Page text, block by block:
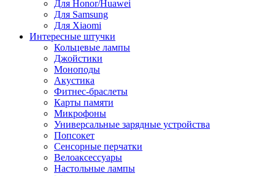
Для Honor/Huawei
Для Samsung
Для Xiaomi
Интересные штучки
Кольцевые лампы
Джойстики
Моноподы
Акустика
Фитнес-браслеты
Карты памяти
Микрофоны
Универсальные зарядные устройства
Попсокет
Сенсорные перчатки
Велоаксессуары
Настольные лампы